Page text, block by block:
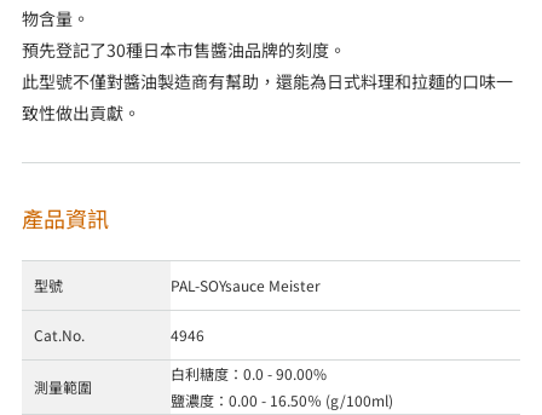
物含量。
預先登記了30種日本市售醬油品牌的刻度。
此型號不僅對醬油製造商有幫助，還能為日式料理和拉麵的口味一
致性做出貢獻。
產品資訊
型號 PAL-SOYsauce Meister
Cat.No. 4946
測量範圍
白利糖度：0.0 - 90.00%
鹽濃度：0.00 - 16.50％ (g/100ml)